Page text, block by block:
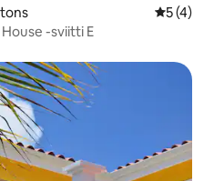
5 (4)
-sviitti E